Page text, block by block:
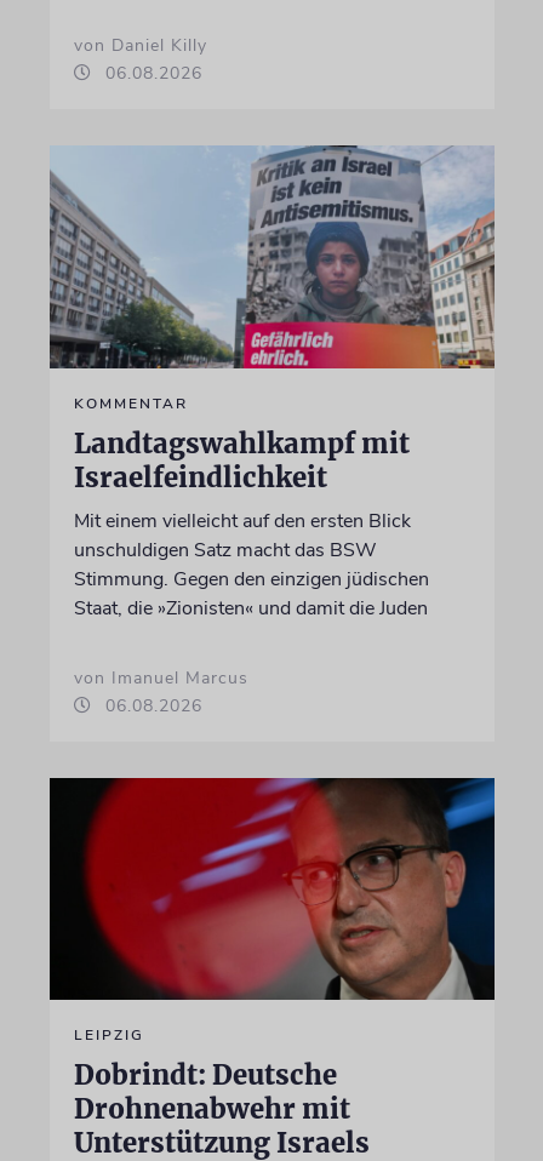
von Daniel Killy
06.08.2026
KOMMENTAR
Landtagswahlkampf mit
Israelfeindlichkeit
Mit einem vielleicht auf den ersten Blick
unschuldigen Satz macht das BSW
Stimmung. Gegen den einzigen jüdischen
Staat, die »Zionisten« und damit die Juden
von Imanuel Marcus
06.08.2026
LEIPZIG
Dobrindt: Deutsche
Drohnenabwehr mit
Unterstützung Israels